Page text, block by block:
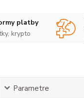
platby
krypto
Parametre